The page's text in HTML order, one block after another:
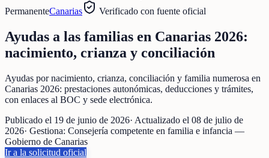
PermanenteCanarias Verificado con fuente oficial
Ayudas a las familias en Canarias 2026:
nacimiento, crianza y conciliación
Ayudas por nacimiento, crianza, conciliación y familia numerosa en
Canarias 2026: prestaciones autonómicas, deducciones y trámites,
con enlaces al BOC y sede electrónica.
Publicado el 19 de junio de 2026· Actualizado el 08 de julio de
2026· Gestiona: Consejería competente en familia e infancia —
Gobierno de Canarias
Ir a la solicitud oficial